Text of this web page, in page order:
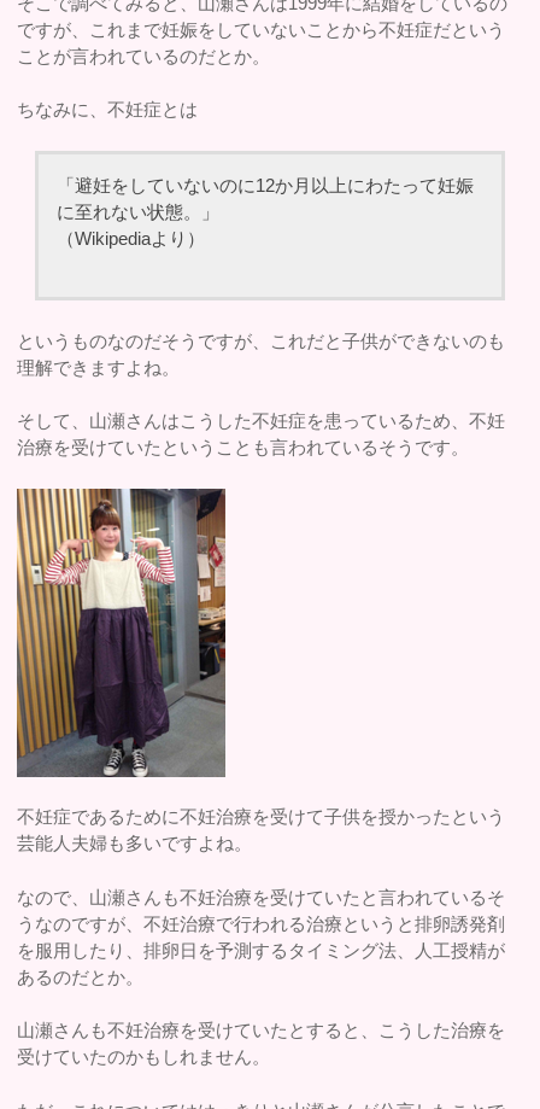
ですが、これまで妊娠をしていないことから不妊症だという
ことが言われているのだとか。
ちなみに、不妊症とは
「避妊をしていないのに12か月以上にわたって妊娠
に至れない状態。」
（Wikipediaより）
というものなのだそうですが、これだと子供ができないのも
理解できますよね。
そして、山瀬さんはこうした不妊症を患っているため、不妊
治療を受けていたということも言われているそうです。
不妊症であるために不妊治療を受けて子供を授かったという
芸能人夫婦も多いですよね。
なので、山瀬さんも不妊治療を受けていたと言われているそ
うなのですが、不妊治療で行われる治療というと排卵誘発剤
を服用したり、排卵日を予測するタイミング法、人工授精が
あるのだとか。
山瀬さんも不妊治療を受けていたとすると、こうした治療を
受けていたのかもしれません。